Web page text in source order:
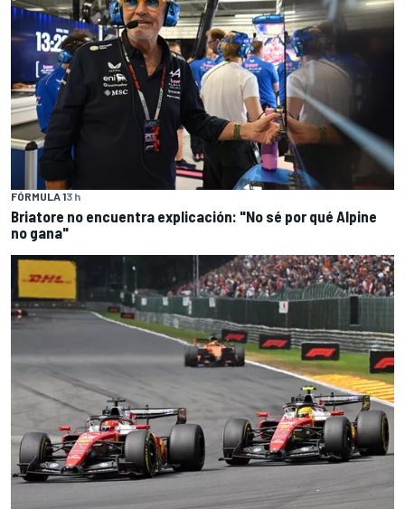
FÓRMULA 13 h
Briatore no encuentra explicación: "No sé por qué Alpine
no gana"